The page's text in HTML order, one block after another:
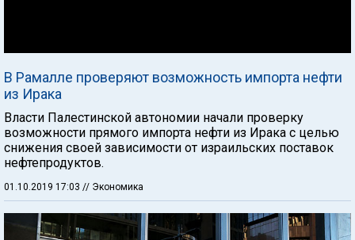
В Рамалле проверяют возможность импорта нефти
из Ирака
Власти Палестинской автономии начали проверку
возможности прямого импорта нефти из Ирака с целью
снижения своей зависимости от израильских поставок
нефтепродуктов.
01.10.2019 17:03 // Экономика